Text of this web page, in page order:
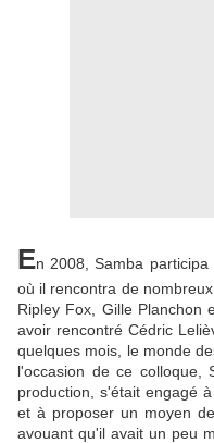
En 2008, Samba
où il rencontra de
Ripley Fox, Gille Planchon
avoir rencontré Cédric
quelques mois, le monde
l'occasion de ce colloque,
production, s'était engagé
et à proposer un moyen
avouant qu'il avait un peu